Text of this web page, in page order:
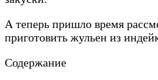
А теперь пришло время
приготовить жульен из
Содержание